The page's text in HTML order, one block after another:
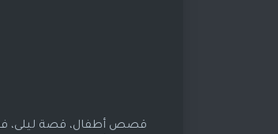
قصص أطفال، قصة ليلى،